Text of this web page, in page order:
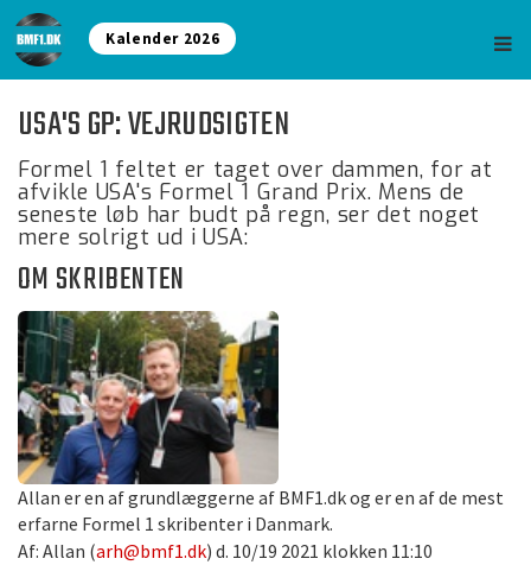
Kalender 2026
USA'S GP: VEJRUDSIGTEN
Formel 1 feltet er taget over dammen, for at
afvikle USA's Formel 1 Grand Prix. Mens de
seneste løb har budt på regn, ser det noget
mere solrigt ud i USA:
OM SKRIBENTEN
Allan er en af grundlæggerne af BMF1.dk og er en af de mest
erfarne Formel 1 skribenter i Danmark.
Af: Allan (arh@bmf1.dk) d. 10/19 2021 klokken 11:10